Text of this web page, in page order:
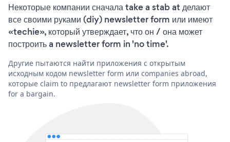
Некоторые компании сначала take a stab at делают
все своими руками (diy) newsletter form или имеют
«techie», который утверждает, что он / она может
построить a newsletter form in 'no time'.
Другие пытаются найти приложения с открытым
исходным кодом newsletter form или companies abroad,
которые claim to предлагают newsletter form приложения
for a bargain.